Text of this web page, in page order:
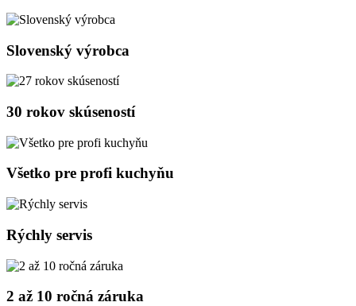
Slovenský výrobca
30 rokov skúseností
Všetko pre profi kuchyňu
Rýchly servis
2 až 10 ročná záruka